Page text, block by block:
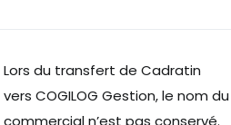
Lors du transfert de Cadratin
vers COGILOG Gestion, le nom du